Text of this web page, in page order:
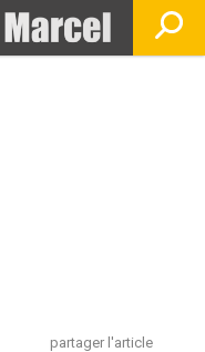
partager l'article